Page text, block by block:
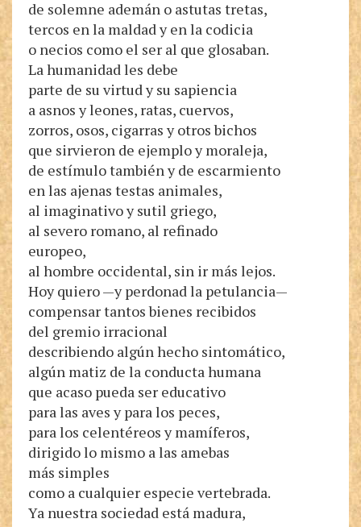
de solemne ademán o astutas tretas,
tercos en la maldad y en la codicia
o necios como el ser al que glosaban.
La humanidad les debe
parte de su virtud y su sapiencia
a asnos y leones, ratas, cuervos,
zorros, osos, cigarras y otros bichos
que sirvieron de ejemplo y moraleja,
de estímulo también y de escarmiento
en las ajenas testas animales,
al imaginativo y sutil griego,
al severo romano, al refinado
europeo,
al hombre occidental, sin ir más lejos.
Hoy quiero —y perdonad la petulancia—
compensar tantos bienes recibidos
del gremio irracional
describiendo algún hecho sintomático,
algún matiz de la conducta humana
que acaso pueda ser educativo
para las aves y para los peces,
para los celentéreos y mamíferos,
dirigido lo mismo a las amebas
más simples
como a cualquier especie vertebrada.
Ya nuestra sociedad está madura,